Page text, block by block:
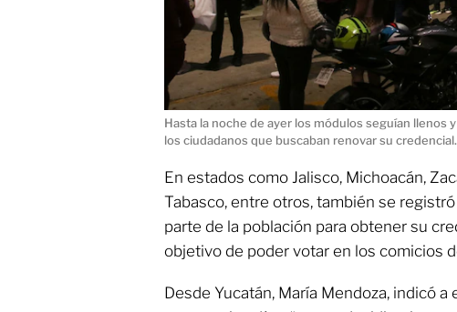
Hasta la noche de ayer los módulos seguían
los ciudadanos que buscaban renovar su credencial.
En estados como Jalisco, Michoacán,
Tabasco, entre otros, también se
parte de la población para obtener su
objetivo de poder votar en los comicios
Desde Yucatán, María Mendoza, indicó